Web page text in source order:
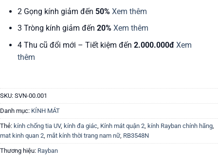
2 Gọng kính giảm đến 50% Xem thêm
3 Tròng kính giảm đến 20% Xem thêm
4Thu cũ đổi mới – Tiết kiệm đến 2.000.000đ Xem
thêm
SKU: SVN-00.001
Danh mục: KÍNH MÁT
Thẻ: kính chống tia UV, kính đa giác Kính mát quận 2 kính Rayban chính hãng
mat kinh quan 2 mắt kính thời trang nam nữ, RB3548N
Thương hiệu: Rayban